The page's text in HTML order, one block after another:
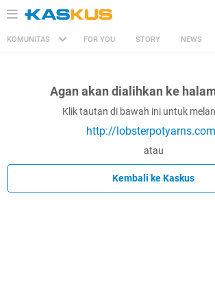
KOMUNITAS FOR YOU STORY NEWS
Agan akan dialihkan ke
Klik tautan di bawah ini untuk
http://
atau
Kembali ke Kaskus